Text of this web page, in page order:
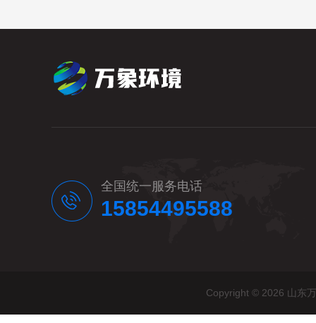
全国统一服务电话
15854495588
Copyright © 2026 山东